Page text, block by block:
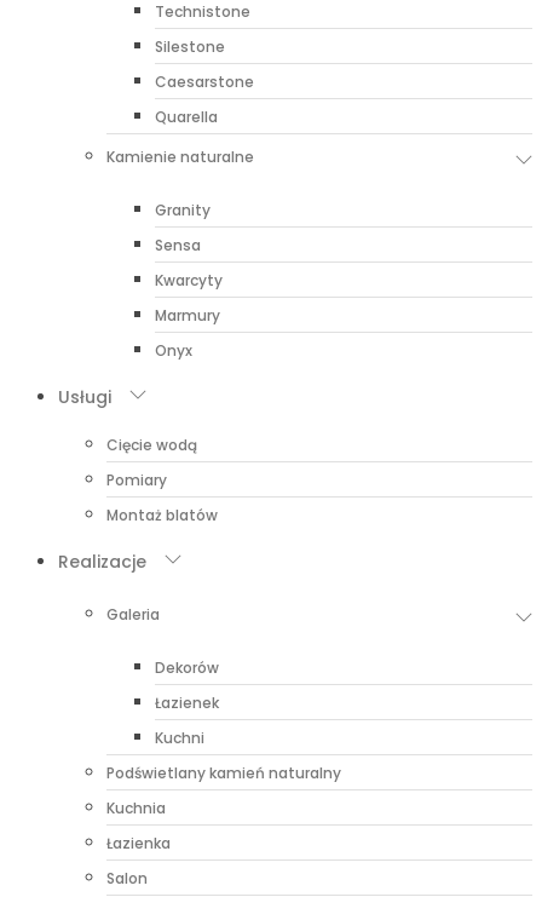
Technistone
Silestone
Caesarstone
Quarella
Kamienie naturalne
Granity
Sensa
Kwarcyty
Marmury
Onyx
Usługi
Cięcie wodą
Pomiary
Montaż blatów
Realizacje
Galeria
Dekorów
Łazienek
Kuchni
Podświetlany kamień naturalny
Kuchnia
Łazienka
Salon